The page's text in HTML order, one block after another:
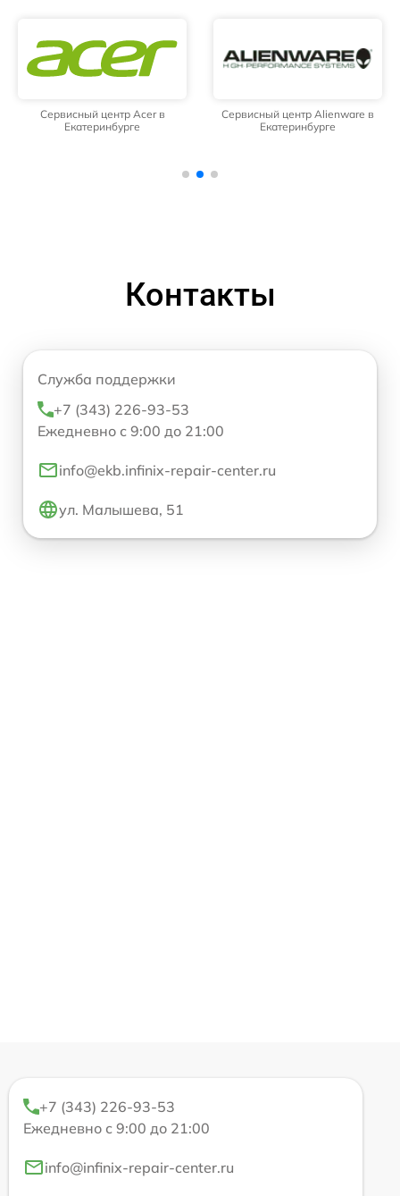
Сервисный центр Acer в
Екатеринбурге
Сервисный центр Alienware в
Екатеринбурге
Контакты
Служба поддержки
+7 (343) 226-93-53
Ежедневно с 9:00 до 21:00
info@ekb.infinix-repair-center.ru
ул. Малышева, 51
+7 (343) 226-93-53
Ежедневно с 9:00 до 21:00
info@infinix-repair-center.ru